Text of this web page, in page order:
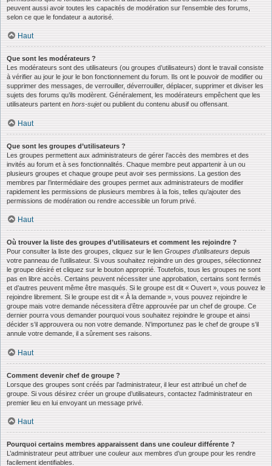
peuvent aussi avoir toutes les capacités de modération sur l’ensemble des forums,
selon ce que le fondateur a autorisé.
Haut
Que sont les modérateurs ?
Les modérateurs sont des utilisateurs (ou groupes d’utilisateurs) dont le travail consiste
à vérifier au jour le jour le bon fonctionnement du forum. Ils ont le pouvoir de modifier ou
supprimer des messages, de verrouiller, déverrouiller, déplacer, supprimer et diviser les
sujets des forums qu’ils modèrent. Généralement, les modérateurs empêchent que les
utilisateurs partent en hors-sujetou publient du contenu abusif ou offensant.
Haut
Que sont les groupes d’utilisateurs ?
Les groupes permettent aux administrateurs de gérer l’accès des membres et des
invités au forum et à ses fonctionnalités. Chaque membre peut appartenir à un ou
plusieurs groupes et chaque groupe peut avoir ses permissions. La gestion des
membres par l’intermédiaire des groupes permet aux administrateurs de modifier
rapidement les permissions de plusieurs membres à la fois, telles qu’ajouter des
permissions de modération ou rendre accessible un forum privé.
Haut
Où trouver la liste des groupes d’utilisateurs et comment les rejoindre ?
Pour consulter la liste des groupes, cliquez sur le lien Groupes d’utilisateurs depuis
votre panneau de l’utilisateur. Si vous souhaitez rejoindre un des groupes, sélectionnez
le groupe désiré et cliquez sur le bouton approprié. Toutefois, tous les groupes ne sont
pas en libre accès. Certains peuvent nécessiter une approbation, certains sont fermés
et d’autres peuvent même être masqués. Si le groupe est dit « Ouvert », vous pouvez le
rejoindre librement. Si le groupe est dit « À la demande », vous pouvez rejoindre le
groupe mais votre demande nécessitera d’être approuvée par un chef de groupe. Ce
dernier pourra vous demander pourquoi vous souhaitez rejoindre le groupe et ainsi
décider s’il approuvera ou non votre demande. N’importunez pas le chef de groupe s’il
annule votre demande, il a sûrement ses raisons.
Haut
Comment devenir chef de groupe ?
Lorsque des groupes sont créés par l’administrateur, il leur est attribué un chef de
groupe. Si vous désirez créer un groupe d’utilisateurs, contactez l’administrateur en
premier lieu en lui envoyant un message privé.
Haut
Pourquoi certains membres apparaissent dans une couleur différente ?
L’administrateur peut attribuer une couleur aux membres d’un groupe pour les rendre
facilement identifiables.